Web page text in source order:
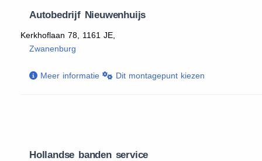
Autobedrijf Nieuwenhuijs
Kerkhoflaan 78, 1161 JE,
Zwanenburg
Meer informatie Dit montagepunt kiezen
Hollandse banden service